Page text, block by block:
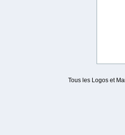
Tous les Logos et